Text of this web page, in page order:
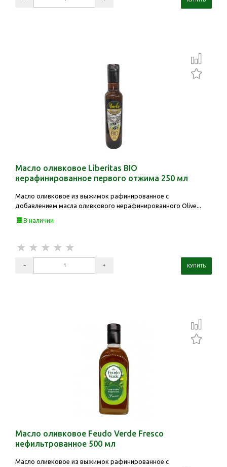
Масло оливковое Liberitas BIO
нерафинированное первого отжима 250 мл
Масло оливковое из выжимок рафинированное с
добавлением масла оливкового нерафинированного Olive...
В наличии
Масло оливковое Feudo Verde Fresco
нефильтрованное 500 мл
Масло оливковое из выжимок рафинированное с